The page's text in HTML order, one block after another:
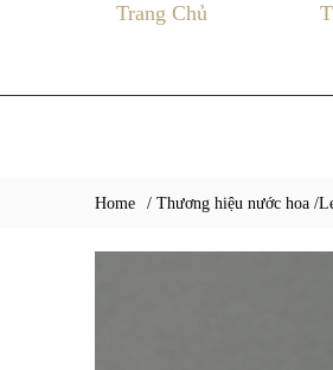
Trang Chủ
Home / Thương hiệu nước hoa /